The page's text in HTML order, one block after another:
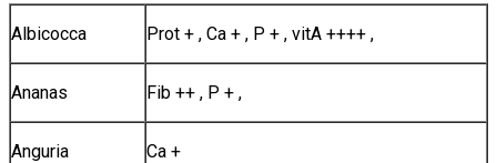
Albicocca Prot + , Ca + , P + , vitA ++++ ,
Ananas Fib ++ , P + ,
Anguria Ca +